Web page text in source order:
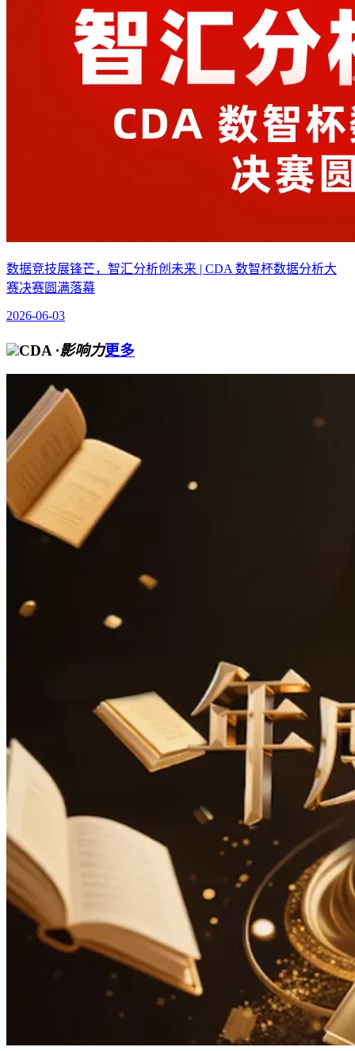
数据竞技展锋芒，智汇分析创未来 | CDA 数智杯数据分析大
赛决赛圆满落幕
2026-06-03
CDA ·影响力更多